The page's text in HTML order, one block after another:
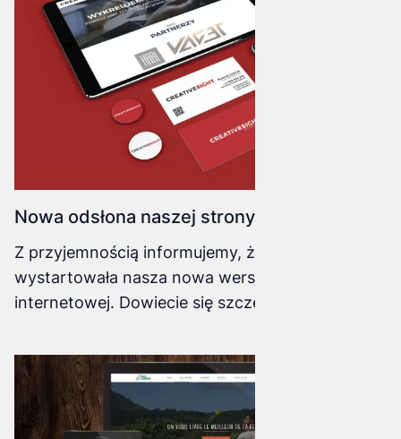
przez nowoczesny framework oparty na React
czyli NextJS
Nowa odsłona naszej strony
Z przyjemnością informujemy, że właśnie
wystartowała nasza nowa wersja witryny
internetowej. Dowiecie się szczegółowo jak
Waszego pomysłu. Dużą wagę przykładamy do
sprecyzowania szczegółów, aby po naszej i
Waszej stronie wszystko było jasne. Potrafimy
działać szybko i sprawnie